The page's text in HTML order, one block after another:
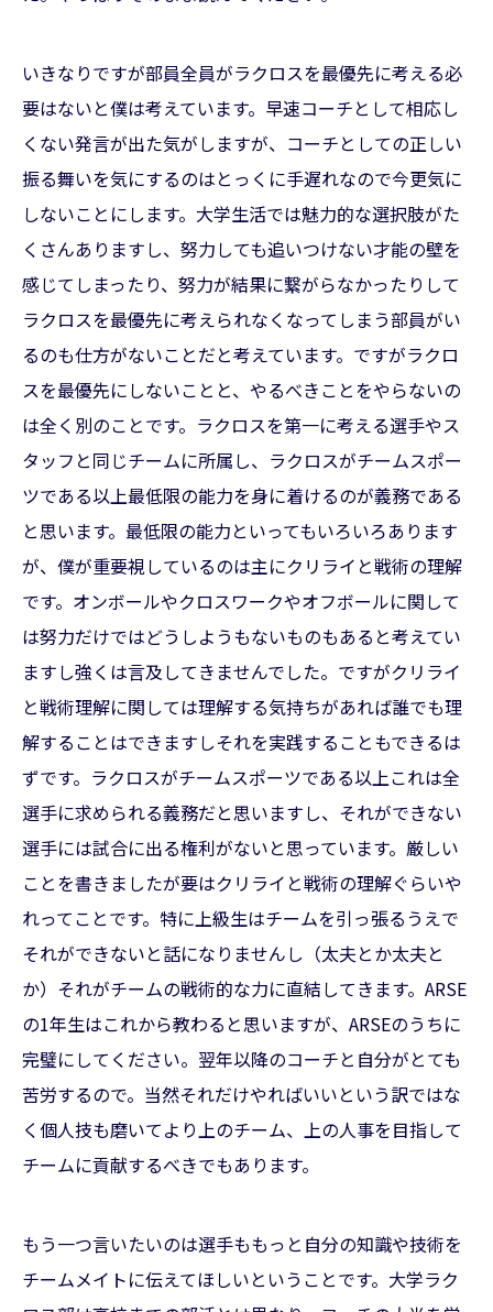
いきなりですが部員全員がラクロスを最優先に考える必
要はないと僕は考えています。早速コーチとして相応し
くない発言が出た気がしますが、コーチとしての正しい
振る舞いを気にするのはとっくに手遅れなので今更気に
しないことにします。大学生活では魅力的な選択肢がた
くさんありますし、努力しても追いつけない才能の壁を
感じてしまったり、努力が結果に繋がらなかったりして
ラクロスを最優先に考えられなくなってしまう部員がい
るのも仕方がないことだと考えています。ですがラクロ
スを最優先にしないことと、やるべきことをやらないの
は全く別のことです。ラクロスを第一に考える選手やス
タッフと同じチームに所属し、ラクロスがチームスポー
ツである以上最低限の能力を身に着けるのが義務である
と思います。最低限の能力といってもいろいろあります
が、僕が重要視しているのは主にクリライと戦術の理解
です。オンボールやクロスワークやオフボールに関して
は努力だけではどうしようもないものもあると考えてい
ますし強くは言及してきませんでした。ですがクリライ
と戦術理解に関しては理解する気持ちがあれば誰でも理
解することはできますしそれを実践することもできるは
ずです。ラクロスがチームスポーツである以上これは全
選手に求められる義務だと思いますし、それができない
選手には試合に出る権利がないと思っています。厳しい
ことを書きましたが要はクリライと戦術の理解ぐらいや
れってことです。特に上級生はチームを引っ張るうえで
それができないと話になりませんし（太夫とか太夫と
か）それがチームの戦術的な力に直結してきます。ARSE
の1年生はこれから教わると思いますが、ARSEのうちに
完璧にしてください。翌年以降のコーチと自分がとても
苦労するので。当然それだけやればいいという訳ではな
く個人技も磨いてより上のチーム、上の人事を目指して
チームに貢献するべきでもあります。
もう一つ言いたいのは選手ももっと自分の知識や技術を
チームメイトに伝えてほしいということです。大学ラク